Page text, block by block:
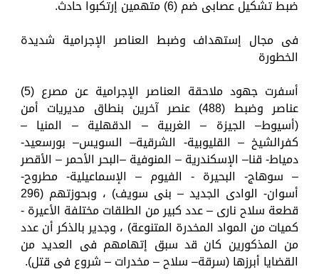
ضبط تشكيل عصابى ضم (6) متهمين إرتكبوا حادث.
فى مجال إستهداف وضبط العناصر الإجرامية شديدة
الخطورة
أسفرت جهود ملاحقة العناصر الإجرامية عن مصرع (5)
عناصر وضبط (488) عنصر آخرين بنطاق مديريات أمن
(أسيوط– الجيزة – الغربية – الدقهلية – المنيا –
كفرالشيخ – القليوبية- الشرقية– السويس– بورسعيد-
دمياط- قنا– الإسكندرية – المنوفية –البحر الأحمر – الأقصر
– سوهاج- البحيرة - الفيوم – الإسماعيلية- مطروح-
أسوان- الوادى الجديد – بنى سويف) ، وبحوزتهم (296
قطعة سلاح نارى – عدد كبير من الطلقات مختلفة الأعيرة -
كميات من المواد المخدرة المتنوعة) ، وجدير بالذكر أن عدد
من المذكورين كان قد سبق إتهامهم فى العديد من
القضايا أبرزها (سرقة– سلاح – مخدرات – شروع فى قتل).